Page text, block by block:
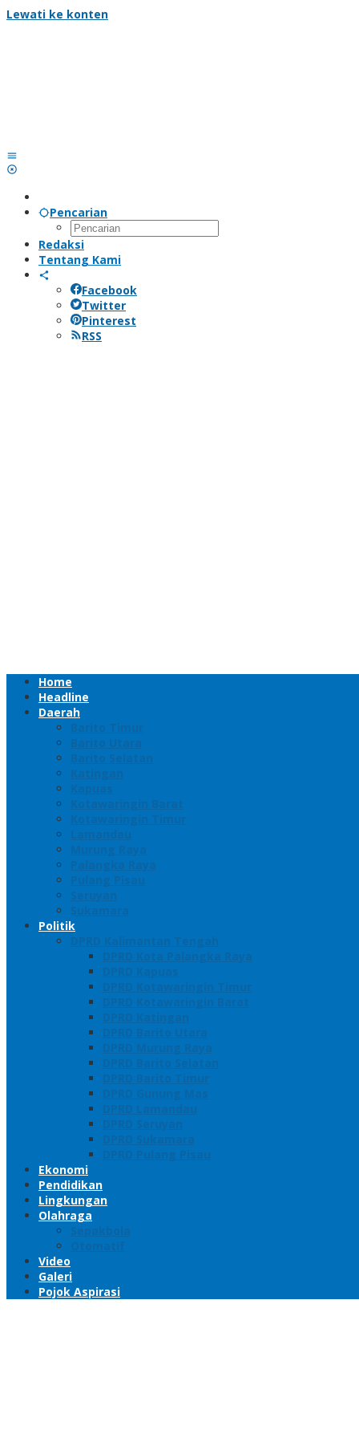
Lewati ke konten
Pencarian
Redaksi
Tentang Kami
Facebook
Twitter
Pinterest
RSS
Home
Headline
Daerah
Barito Timur
Barito Utara
Barito Selatan
Katingan
Kapuas
Kotawaringin Barat
Kotawaringin Timur
Lamandau
Murung Raya
Palangka Raya
Pulang Pisau
Seruyan
Sukamara
Politik
DPRD Kalimantan Tengah
DPRD Kota Palangka Raya
DPRD Kapuas
DPRD Kotawaringin Timur
DPRD Kotawaringin Barat
DPRD Katingan
DPRD Barito Utara
DPRD Murung Raya
DPRD Barito Selatan
DPRD Barito Timur
DPRD Gunung Mas
DPRD Lamandau
DPRD Seruyan
DPRD Sukamara
DPRD Pulang Pisau
Ekonomi
Pendidikan
Lingkungan
Olahraga
Sepakbola
Otomatif
Video
Galeri
Pojok Aspirasi